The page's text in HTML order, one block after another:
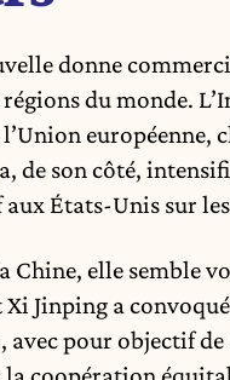
donne
du monde.
l’Union
de son côté,
États-Unis sur
Chine, elle semble
Jinping a
avec pour objectif